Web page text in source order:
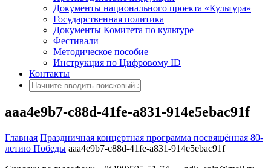
Документы национального проекта «Культура»
Государственная политика
Документы Комитета по культуре
Фестивали
Методическое пособие
Инструкция по Цифровому ID
Контакты
aaa4e9b7-c88d-41fe-a831-914e5ebac91f
Главная Праздничная концертная программа посвящённая 80-
летию Победы aaa4e9b7-c88d-41fe-a831-914e5ebac91f